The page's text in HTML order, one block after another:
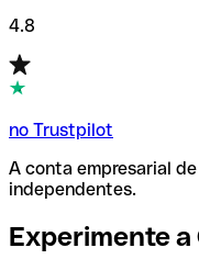
4.8
no Trustpilot
A conta empresarial
independentes.
Experimente a